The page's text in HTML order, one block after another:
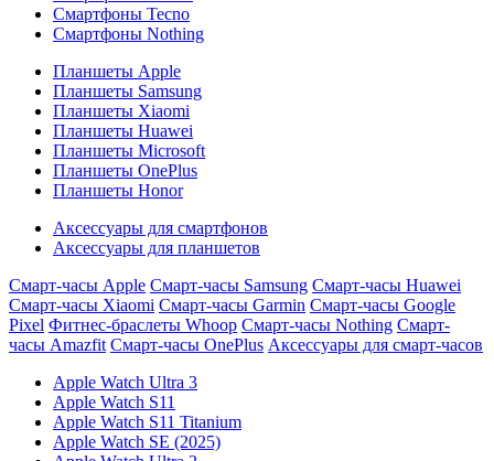
Смартфоны Tecno
Смартфоны Nothing
Планшеты Apple
Планшеты Samsung
Планшеты Xiaomi
Планшеты Huawei
Планшеты Microsoft
Планшеты OnePlus
Планшеты Honor
Аксессуары для смартфонов
Аксессуары для планшетов
Смарт-часы Apple Смарт-часы Samsung Смарт-часы Huawei
Смарт-часы Xiaomi Смарт-часы Garmin Смарт-часы Google
Pixel Фитнес-браслеты Whoop Смарт-часы Nothing Смарт-
часы Amazfit Смарт-часы OnePlus Аксессуары для смарт-часов
Apple Watch Ultra 3
Apple Watch S11
Apple Watch S11 Titanium
Apple Watch SE (2025)